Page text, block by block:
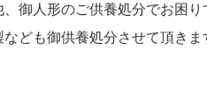
、御人形のご供養処分でお困
ども御供養処分させて頂きま